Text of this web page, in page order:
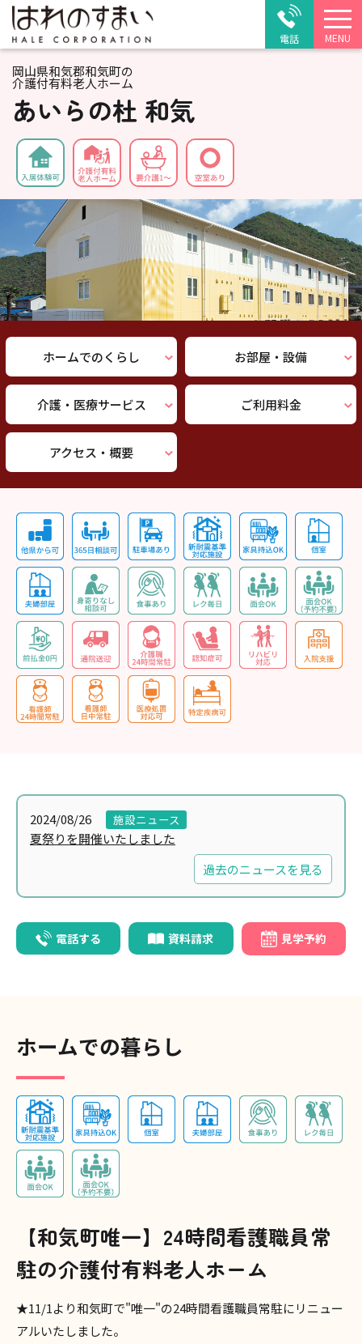
電話 MENU
岡山県和気郡和気町の
介護付有料老人ホーム
あいらの杜 和気
ホームでのくらし お部屋・設備
介護・医療サービス ご利用料金
アクセス・概要
2024/08/26 施設ニュース
夏祭りを開催いたしました
過去のニュースを見る
電話する 資料請求 見学予約
ホームでの暮らし
【和気町唯一】24時間看護職員常
駐の介護付有料老人ホーム
★11/1より和気町で"唯一"の24時間看護職員常駐にリニュー
アルいたしました。